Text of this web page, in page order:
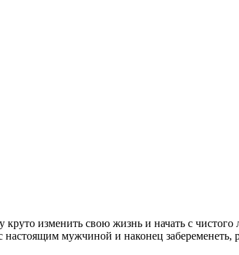
изменить свою жизнь и начать с
настоящим мужчиной и наконец